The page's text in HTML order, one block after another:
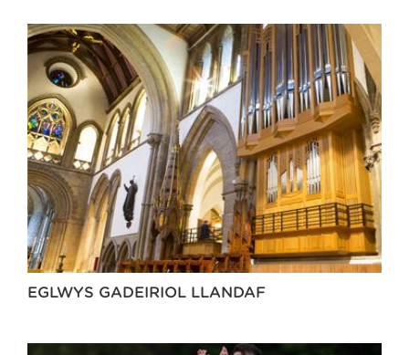
EGLWYS GADEIRIOL LLANDAF